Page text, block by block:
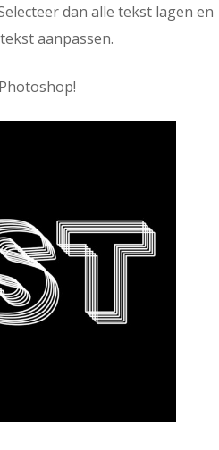
dan alle tekst lagen en
aanpassen.